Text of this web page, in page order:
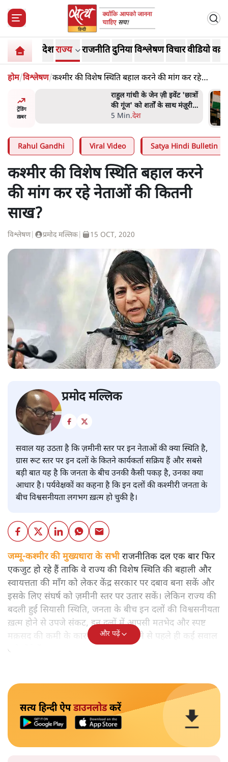
देशराज्य राजनीतिदुनियाविश्लेषणविचारवीडियो
होम/विश्लेषण/कश्मीर की विशेष स्थिति बहाल करने की मांग कर रहे
नेताओं की कितनी साख?
ट्रेंडिंग
ख़बर
'छात्रों
मंज़ूरी
UPI पर प्रस्तावित शुल्क के पीछे
ट्रंप का दबाव? वीजा-मास्टरकार्ड
को फायदा पहुँचाने की चर्चा
6 Min.विश्लेषण
Rahul Gandhi Viral Video Satya Hindi Bulletin
कश्मीर की विशेष स्थिति बहाल करने
की मांग कर रहे नेताओं की कितनी
साख?
विश्लेषण| प्रमोद मल्लिक 15 OCT, 2020
प्रमोद मल्लिक
सवाल यह उठता है कि ज़मीनी स्तर पर इन नेताओं की क्या स्थिति है,
ग्रास रूट स्तर पर इन दलों के कितने कार्यकर्ता सक्रिय हैं और सबसे
बड़ी बात यह है कि जनता के बीच उनकी कैसी पकड़ है, उनका क्या
आधार है। पर्यवेक्षकों का कहना है कि इन दलों की कश्मीरी जनता के
बीच विश्वसनीयता लगभग ख़त्म हो चुकी है।
जम्मू-कश्मीर की मुख्यधारा के सभीराजनीतिक दल एक बार फिर
एकजुट हो रहे हैं ताकि वे राज्य की विशेष स्थिति की बहाली और
स्वायत्तता की माँग को लेकर केंद्र सरकार पर दबाव बना सकें और
इसके लिए संघर्ष को ज़मीनी स्तर पर उतार सकें। लेकिन राज्य की
बदली हुई सियासी स्थिति, जनता के बीच इन दलों की विश्वसनीयता
ख़त्म होने से उपजे संकट, इन दलों में आपसी मतभेद और स्पष्ट
मक़सद की कमी के कारण इसके शुरू होने से पहले ही कई सवाल
खड़े होते हैं।
और पढ़ें
सत्य हिन्दी ऐपडाउनलोडकरें